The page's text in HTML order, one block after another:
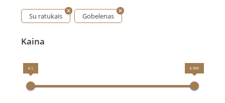
Su ratukais Gobelenas
Kaina
€ 1 € 999